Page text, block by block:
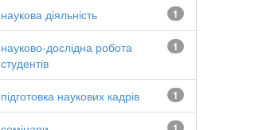
1
наукова діяльність
1
науково-дослідна робота
студентів
1
підготовка наукових кадрів